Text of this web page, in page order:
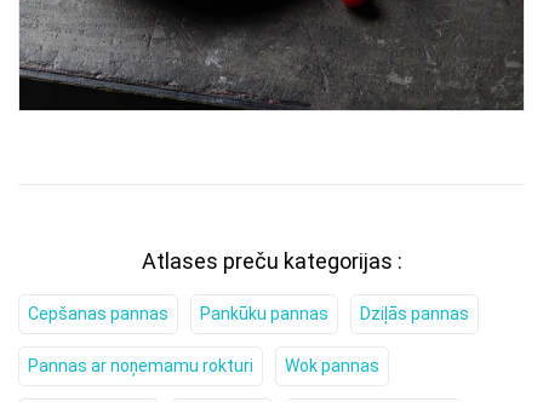
Atlases preču kategorijas :
Cepšanas pannas Pankūku pannas Dziļās pannas
Pannas ar noņemamu rokturi Wok pannas